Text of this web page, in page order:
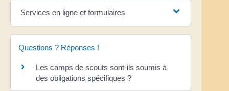
Services en ligne et formulaires
Questions ? Réponses !
Les camps de scouts sont-ils soumis à
des obligations spécifiques ?